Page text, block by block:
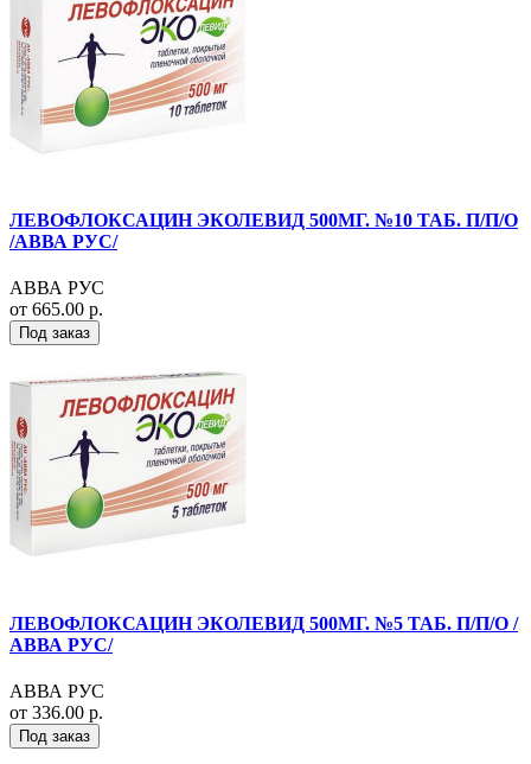
ЛЕВОФЛОКСАЦИН ЭКОЛЕВИД 500МГ. №10 ТАБ. П/П/О
/АВВА РУС/
АВВА РУС
от 665.00 р.
Под заказ
ЛЕВОФЛОКСАЦИН ЭКОЛЕВИД 500МГ. №5 ТАБ. П/П/О /
АВВА РУС/
АВВА РУС
от 336.00 р.
Под заказ